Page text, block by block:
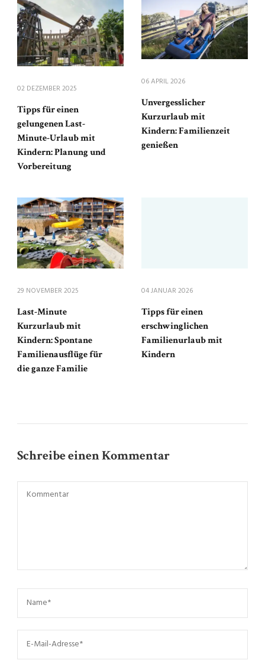
02 DEZEMBER 2025
Tipps für einen
gelungenen Last-
Minute-Urlaub mit
Kindern: Planung und
Vorbereitung
06 APRIL 2026
Unvergesslicher
Kurzurlaub mit
Kindern: Familienzeit
genießen
29 NOVEMBER 2025
Last-Minute
Kurzurlaub mit
Kindern: Spontane
Familienausflüge für
die ganze Familie
04 JANUAR 2026
Tipps für einen
erschwinglichen
Familienurlaub mit
Kindern
Schreibe einen Kommentar